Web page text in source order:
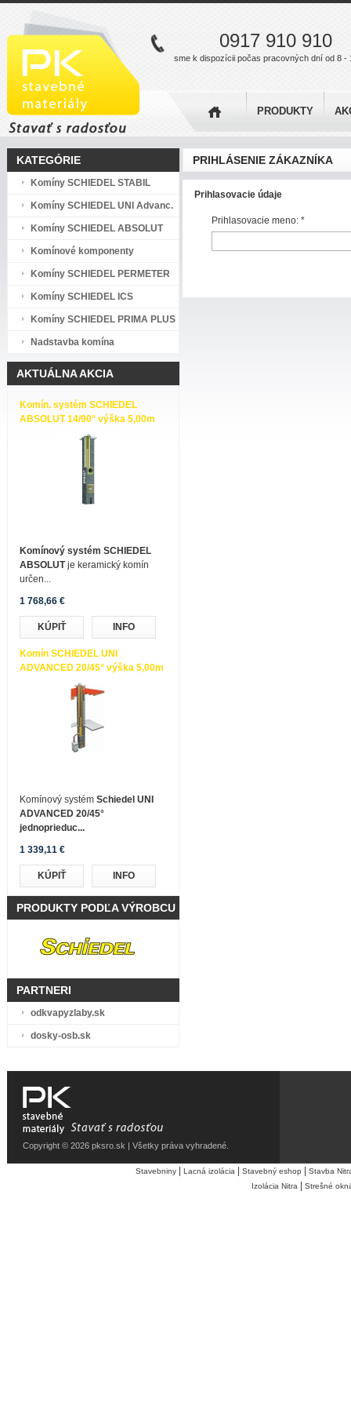
0917 910 910
sme k dispozícii počas pracovných dní od 8 -
PRODUKTY
KATEGÓRIE
Komíny SCHIEDEL STABIL
Komíny SCHIEDEL UNI Advanc.
Komíny SCHIEDEL ABSOLUT
Komínové komponenty
Komíny SCHIEDEL PERMETER
Komíny SCHIEDEL ICS
Komíny SCHIEDEL PRIMA PLUS
Nadstavba komína
AKTUÁLNA AKCIA
Komín. systém SCHIEDEL
ABSOLUT 14/90° výška 5,00m
Komínový systém SCHIEDEL
ABSOLUTje keramický komín
určen...
1 768,66 €
KÚPIŤ INFO
Komín SCHIEDEL UNI
ADVANCED 20/45° výška 5,00m
Komínový systém Schiedel UNI
ADVANCED 20/45°
jednoprieduc...
1 339,11 €
KÚPIŤ INFO
PRODUKTY PODĽA VÝROBCU
PARTNERI
odkvapyzlaby.sk
dosky-osb.sk
PRIHLÁSENIE ZÁKAZNÍKA
Prihlasovacie údaje
Prihlasovacie meno: *
Copyright © 2026 pksro.sk | Všetky práva vyhradené.
Stavebniny Lacná izolácia Stavebný eshop
Stavba
Izolácia Nitra| Strešné